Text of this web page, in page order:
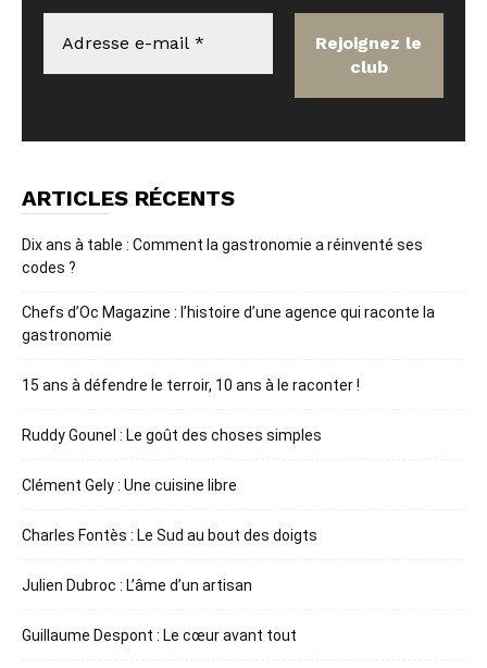
ARTICLES RÉCENTS
Dix ans à table : Comment la gastronomie a réinventé ses
codes ?
Chefs d’Oc Magazine : l’histoire d’une agence qui raconte la
gastronomie
15 ans à défendre le terroir, 10 ans à le raconter !
Ruddy Gounel : Le goût des choses simples
Clément Gely : Une cuisine libre
Charles Fontès : Le Sud au bout des doigts
Julien Dubroc : L’âme d’un artisan
Guillaume Despont : Le cœur avant tout